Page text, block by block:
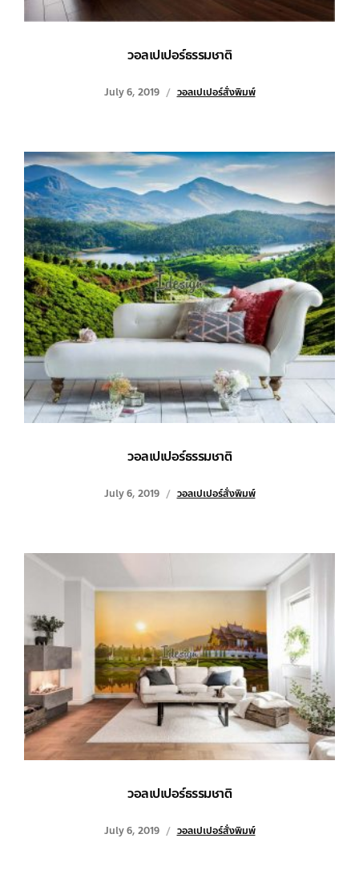
วอลเปเปอร์ธรรมชาติ
July 6, 2019 วอลเปเปอร์สั่งพิมพ์
วอลเปเปอร์ธรรมชาติ
July 6, 2019 วอลเปเปอร์สั่งพิมพ์
วอลเปเปอร์ธรรมชาติ
July 6, 2019 วอลเปเปอร์สั่งพิมพ์